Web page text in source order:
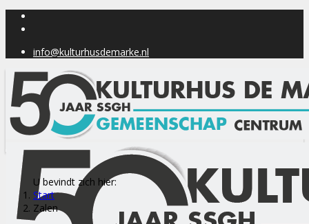
info@kulturhusdemarke.nl
U bevindt zich hier:
Start
Zalen